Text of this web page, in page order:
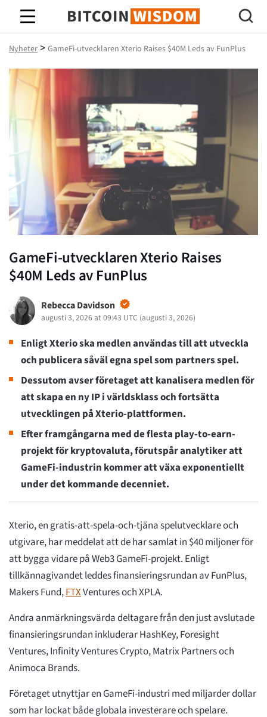
Bitcoin Wisdom
Nyheter > GameFi-utvecklaren Xterio Raises $40M Leds av FunPlus
GameFi-utvecklaren Xterio Raises
$40M Leds av FunPlus
Rebecca Davidson
augusti 3, 2026 at 09:43 UTC (augusti 3, 2026)
Enligt Xterio ska medlen användas till att utveckla
och publicera såväl egna spel som partners spel.
Dessutom avser företaget att kanalisera medlen för
att skapa en ny IP i världsklass och fortsätta
utvecklingen på Xterio-plattformen.
Efter framgångarna med de flesta play-to-earn-
projekt för kryptovaluta, förutspår analytiker att
GameFi-industrin kommer att växa exponentiellt
under det kommande decenniet.
Xterio, en gratis-att-spela-och-tjäna spelutvecklare och
utgivare, har meddelat att de har samlat in $40 miljoner för
att bygga vidare på Web3 GameFi-projekt. Enligt
tillkännagivandet leddes finansieringsrundan av FunPlus,
Makers Fund,FTXVentures och XPLA.
Andra anmärkningsvärda deltagare från den just avslutade
finansieringsrundan inkluderar HashKey, Foresight
Ventures, Infinity Ventures Crypto, Matrix Partners och
Animoca Brands.
Företaget utnyttjar en GameFi-industri med miljarder dollar
som har lockat både globala investerare och spelare.